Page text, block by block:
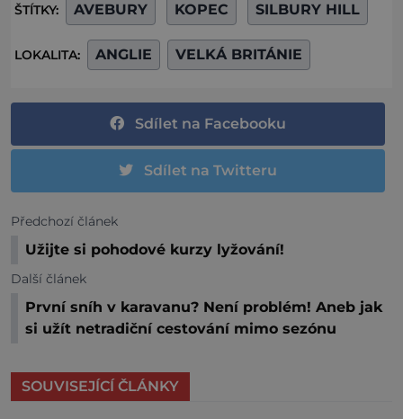
ŠTÍTKY: AVEBURY KOPEC SILBURY HILL
LOKALITA: ANGLIE VELKÁ BRITÁNIE
Sdílet na Facebooku
Sdílet na Twitteru
Předchozí článek
Užijte si pohodové kurzy lyžování!
Další článek
První sníh v karavanu? Není problém! Aneb jak
si užít netradiční cestování mimo sezónu
SOUVISEJÍCÍ ČLÁNKY